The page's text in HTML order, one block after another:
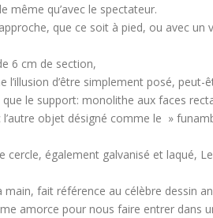
qu’avec le spectateur.
que ce soit à pied, ou avec un
6 cm de section,
d’être simplement posé,
le support: monolithe aux faces
objet désigné comme le »
également galvanisé et laqué,
fait référence au célèbre dessin
amorce pour nous faire entrer dans